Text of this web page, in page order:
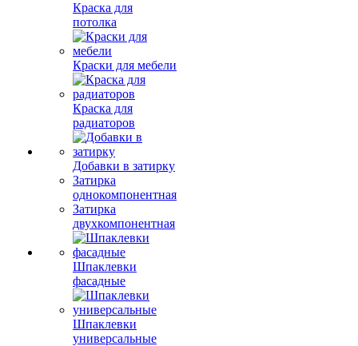
Краска для
потолка
Краски для мебели
Краска для
радиаторов
Добавки в затирку
Затирка
однокомпонентная
Затирка
двухкомпонентная
Шпаклевки
фасадные
Шпаклевки
универсальные